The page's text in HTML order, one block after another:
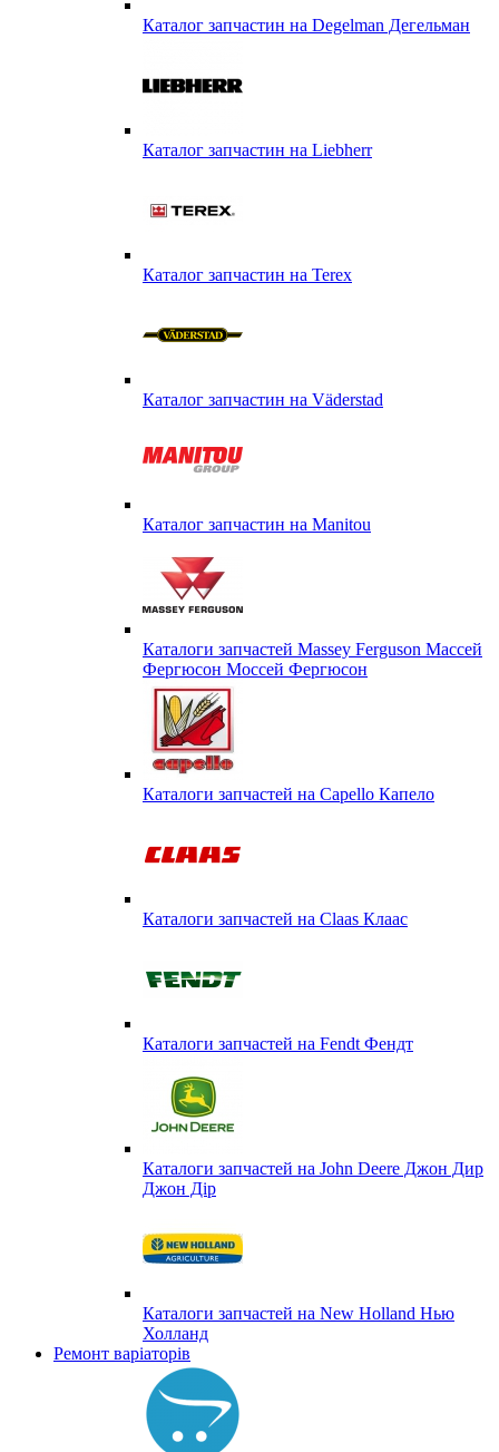
Каталог запчастин на Degelman Дегельман
Каталог запчастин на Liebherr
Каталог запчастин на Terex
Каталог запчастин на Väderstad
Каталог запчастин на Маnitou
Каталоги запчастей Massey Ferguson Массей
Фергюсон Моссей Фергюсон
Каталоги запчастей на Capello Капело
Каталоги запчастей на Claas Клаас
Каталоги запчастей на Fendt Фендт
Каталоги запчастей на John Deere Джон Дир
Джон Дір
Каталоги запчастей на New Holland Нью
Холланд
Ремонт варіаторів